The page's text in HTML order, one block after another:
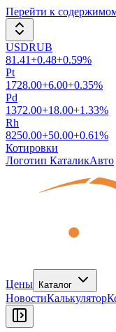
Перейти к
USDRUB
81.41+0.48+0.59%
Pt
1728.00+6.00+0.35%
Pd
1372.00+18.00+1.33%
Rh
8250.00+50.00+0.61%
Котировки
Логотип КаталикАвто
Цены Каталог
НовостиКалькулятор